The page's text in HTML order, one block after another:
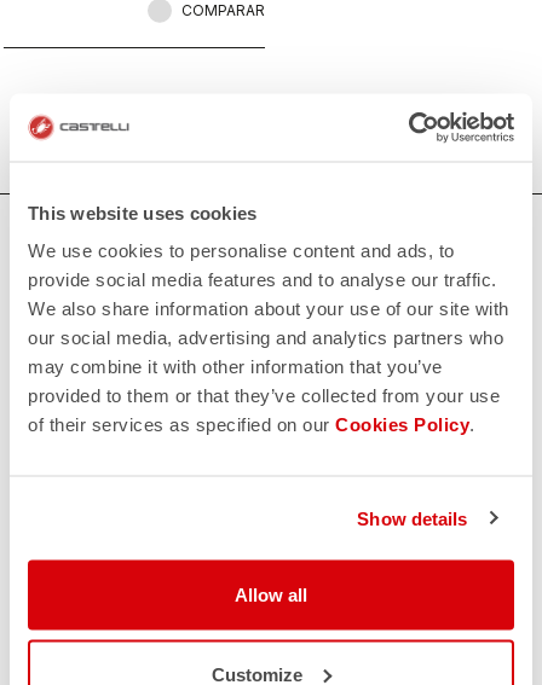
This website uses cookies
We use cookies to personalise content and ads, to
provide social media features and to analyse our traffic.
We also share information about your use of our site with
our social media, advertising and analytics partners who
may combine it with other information that you’ve
provided to them or that they’ve collected from your use
of their services as specified on our Cookies Policy.
Show details
Allow all
Customize
COMPARAR
¿NECESITAS AYUDA?
Si tienes alguna duda o necesitas apoyo, no te preocupes,
¡estamos aquí para ti!
email
CONTACTO
¿Tiene alguna pregunta para nosotros?
en los 30 días siguientes a la entrega
quiz¿Tienes alguna otra pregunta?
¡No hay problema, tenemos todas las respuestas!